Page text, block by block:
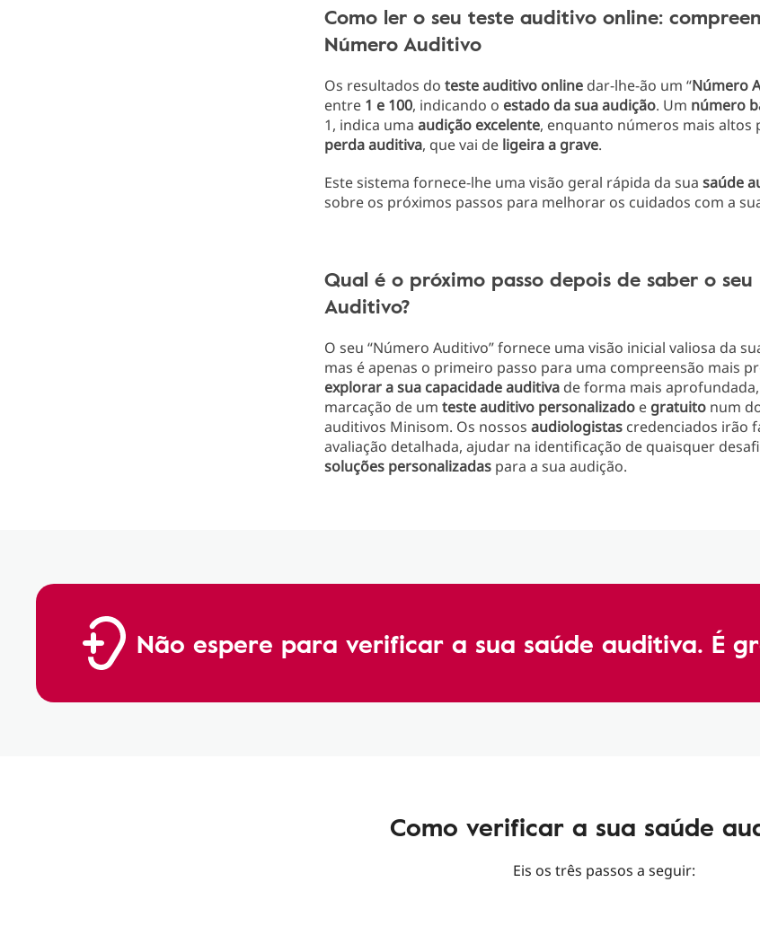
Como ler o seu teste auditivo online:
Número Auditivo
Os resultados do testeauditivo online dar-lhe-ão um “Número
entre 1 e 100, indicando o estado dasuaaudição. Um número
1, indica uma audição excelente, enquanto números mais altos
perdaauditiva, que vai de ligeiraa grave.
Este sistema fornece-lhe uma visão geral rápida da sua saúde
sobre os próximos passos para melhorar os cuidados com a
Qual é o próximo passo depois de saber o
Auditivo?
O seu “Número Auditivo” fornece uma visão inicial valiosa da
mas é apenas o primeiro passo para uma compreensão mais
explorara sua capacidadeauditiva de forma mais
marcação de um testeauditivo personalizado e gratuito num
auditivos Minisom. Os nossos audiologistas credenciados irão
avaliação detalhada, ajudar na identificação de quaisquer
soluções personalizadas para a sua audição.
Não espere para verificar a sua saúde auditiva. É
Como verificar a sua saúde
Eis os três passos a seguir: